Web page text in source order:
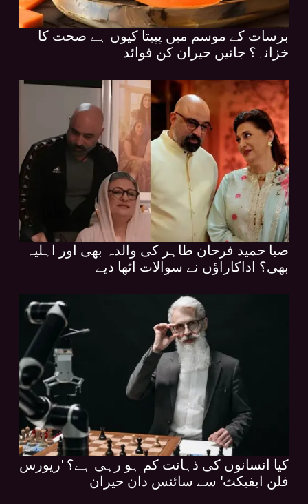
برسات کے موسم میں پپیتا کیوں ہے صحت کا
خزانہ؟ جانیں حیران کن فوائد
صبا حمید فرحان طاہر کی والدہ بھی اور اہلیہ
بھی؟ اداکاراؤں نے سوالات اٹھا دیے
کیا انسانوں کی ذہانت کم ہو رہی ہے؟ 'ریورس
فلن ایفیکٹ' سے سائنس دان حیران